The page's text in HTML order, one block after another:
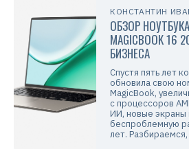
КОНСТАНТИН
ОБЗОР НОУТБУКА
MAGICBOOK
БИЗНЕСА
Спустя пять лет
обновила свою
MagicBook,
с процессоров
ИИ, новые экраны
беспроблемную
лет.